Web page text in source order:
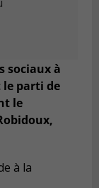
sociaux à
le parti de
le
à la